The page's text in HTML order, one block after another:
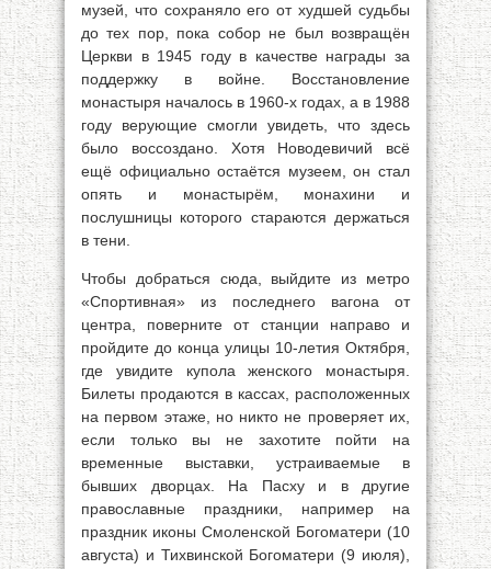
музей, что сохраняло его от худшей судьбы
до тех пор, пока собор не был возвращён
Церкви в 1945 году в качестве награды за
поддержку в войне. Восстановление
монастыря началось в 1960-х годах, а в 1988
году верующие смогли увидеть, что здесь
было воссоздано. Хотя Новодевичий всё
ещё официально остаётся музеем, он стал
опять и монастырём, монахини и
послушницы которого стараются держаться
в тени.
Чтобы добраться сюда, выйдите из метро
«Спортивная» из последнего вагона от
центра, поверните от станции направо и
пройдите до конца улицы 10-летия Октября,
где увидите купола женского монастыря.
Билеты продаются в кассах, расположенных
на первом этаже, но никто не проверяет их,
если только вы не захотите пойти на
временные выставки, устраиваемые в
бывших дворцах. На Пасху и в другие
православные праздники, например на
праздник иконы Смоленской Богоматери (10
августа) и Тихвинской Богоматери (9 июля),